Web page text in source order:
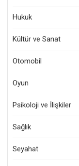
Hukuk
Kültür ve Sanat
Otomobil
Oyun
Psikoloji ve İlişkiler
Sağlık
Seyahat